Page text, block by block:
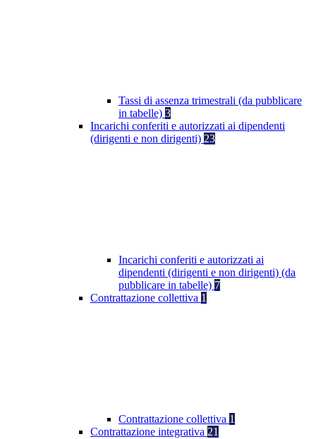
Tassi di assenza trimestrali (da pubblicare
in tabelle) 3
Incarichi conferiti e autorizzati ai dipendenti
(dirigenti e non dirigenti) 23
Incarichi conferiti e autorizzati ai
dipendenti (dirigenti e non dirigenti) (da
pubblicare in tabelle) 7
Contrattazione collettiva 1
Contrattazione collettiva 1
Contrattazione integrativa 21